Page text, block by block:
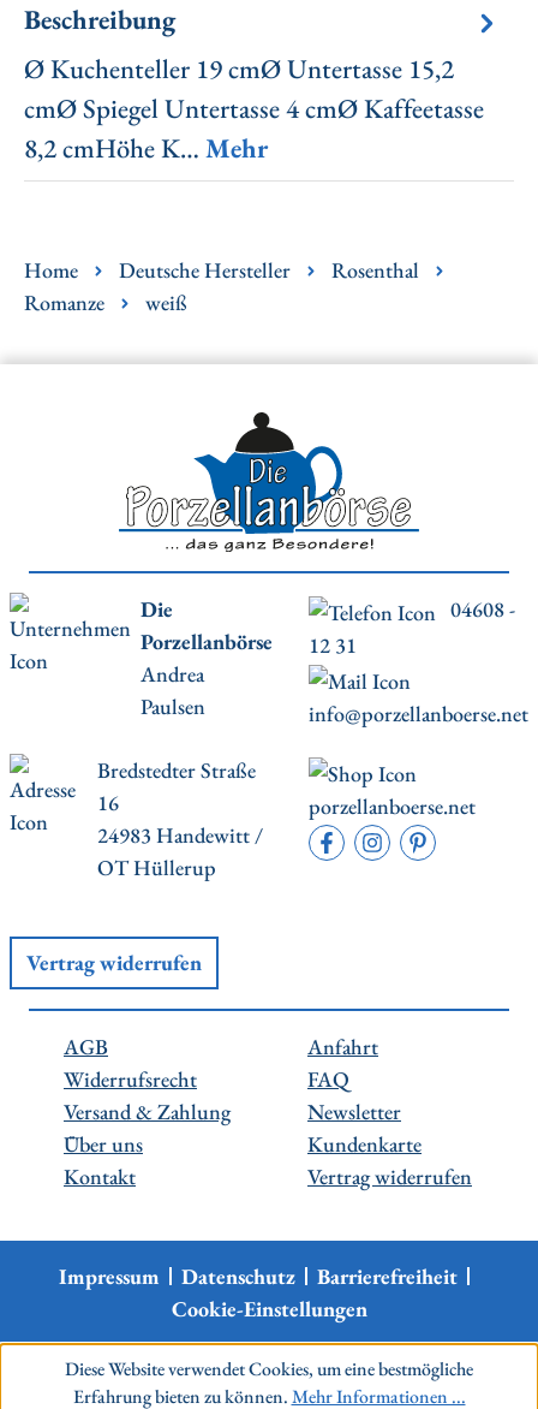
Beschreibung
Ø Kuchenteller 19 cmØ Untertasse 15,2
cmØ Spiegel Untertasse 4 cmØ Kaffeetasse
8,2 cmHöhe K… Mehr
Home Deutsche Hersteller
Rosenthal
Romanze
weiß
Die
Porzellanbörse
Andrea
Paulsen
04608 -
12 31
info@porzellanboerse.net
Bredstedter Straße
16
24983 Handewitt /
OT Hüllerup
porzellanboerse.net
Vertrag widerrufen
AGB
Widerrufsrecht
Versand & Zahlung
Über uns
Kontakt
Anfahrt
FAQ
Newsletter
Kundenkarte
Vertrag widerrufen
Impressum Datenschutz
Barrierefreiheit
Cookie-Einstellungen
Diese Website verwendet Cookies, um eine bestmögliche
Erfahrung bieten zu können.Mehr Informationen ...